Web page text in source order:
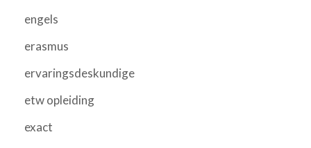
engels
erasmus
ervaringsdeskundige
etw opleiding
exact